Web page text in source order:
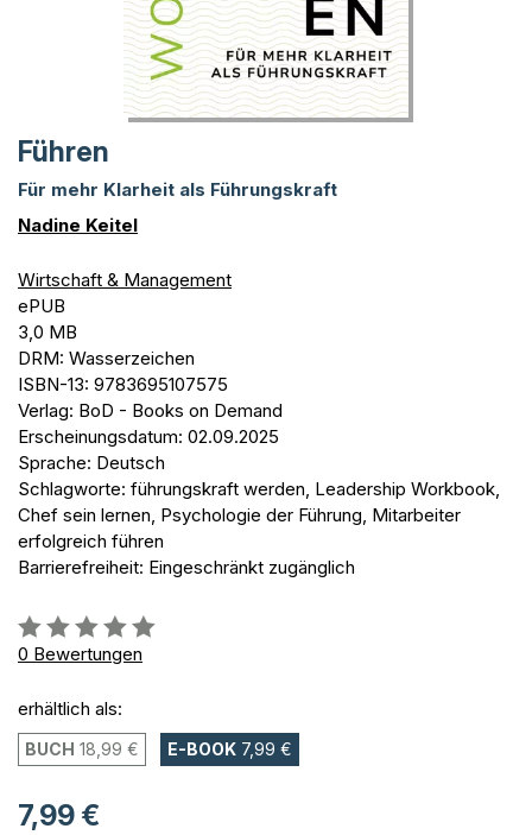
Führen
Für mehr Klarheit als Führungskraft
Nadine Keitel
Wirtschaft & Management
ePUB
3,0 MB
DRM: Wasserzeichen
ISBN-13: 9783695107575
Verlag: BoD - Books on Demand
Erscheinungsdatum: 02.09.2025
Sprache: Deutsch
Schlagworte: führungskraft werden, Leadership Workbook,
Chef sein lernen, Psychologie der Führung, Mitarbeiter
erfolgreich führen
Barrierefreiheit: Eingeschränkt zugänglich
Bewertung::
0%
0 Bewertungen
erhältlich als:
BUCH 18,99 € E-BOOK 7,99 €
7,99 €